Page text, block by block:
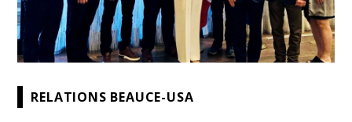
RELATIONS BEAUCE-USA